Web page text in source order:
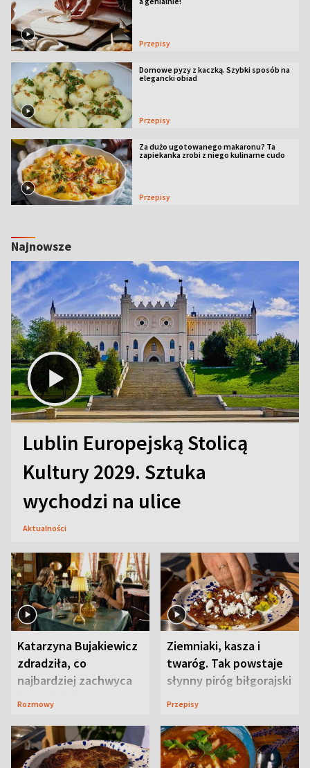
Przepisy
Domowe pyzy z kaczką. Szybki sposób na
elegancki obiad
Przepisy
Za dużo ugotowanego makaronu? Ta
zapiekanka zrobi z niego kulinarne cudo
Przepisy
Najnowsze
Lublin Europejską Stolicą
Kultury 2029. Sztuka
wychodzi na ulice
Aktualności
Katarzyna Bujakiewicz
zdradziła, co
najbardziej zachwyca
ją w Lublinie
Rozmowy
Ziemniaki, kasza i
twaróg. Tak powstaje
słynny piróg biłgorajski
Przepisy